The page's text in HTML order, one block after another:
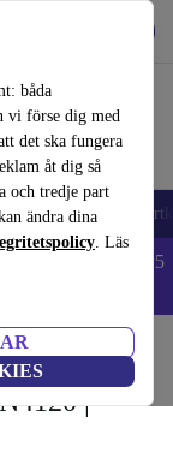
båda
vi förse dig med
det ska fungera
åt dig så
och tredje part
ändra dina
. Läs
Surfplattor
- Code: LAPTOP5
|